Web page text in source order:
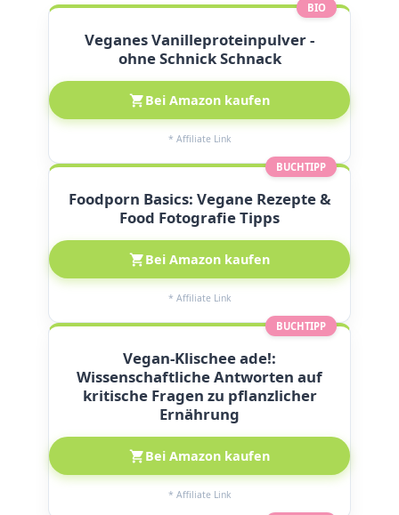
BIO
Veganes Vanilleproteinpulver -
ohne Schnick Schnack
Bei Amazon kaufen
* Affiliate Link
BUCHTIPP
Foodporn Basics: Vegane Rezepte &
Food Fotografie Tipps
Bei Amazon kaufen
* Affiliate Link
BUCHTIPP
Vegan-Klischee ade!:
Wissenschaftliche Antworten auf
kritische Fragen zu pflanzlicher
Ernährung
Bei Amazon kaufen
* Affiliate Link